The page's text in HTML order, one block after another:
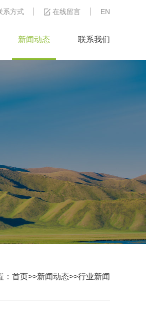
系方式 在线留言 EN
新闻动态 联系我们
首页>>新闻动态>>行业新闻